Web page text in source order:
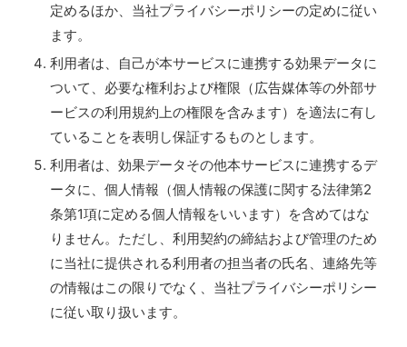
定めるほか、当社プライバシーポリシーの定めに従い
ます。
利用者は、自己が本サービスに連携する効果データに
ついて、必要な権利および権限（広告媒体等の外部サ
ービスの利用規約上の権限を含みます）を適法に有し
ていることを表明し保証するものとします。
利用者は、効果データその他本サービスに連携するデ
ータに、個人情報（個人情報の保護に関する法律第2
条第1項に定める個人情報をいいます）を含めてはな
りません。ただし、利用契約の締結および管理のため
に当社に提供される利用者の担当者の氏名、連絡先等
の情報はこの限りでなく、当社プライバシーポリシー
に従い取り扱います。